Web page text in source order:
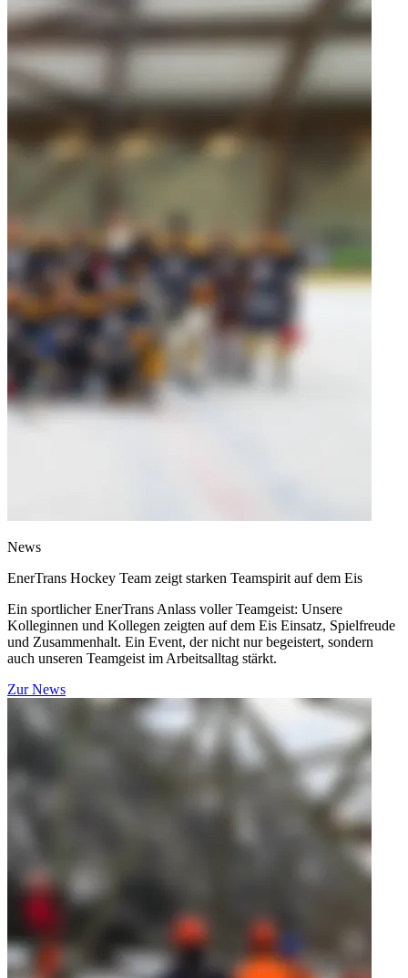
News
EnerTrans Hockey Team zeigt starken Teamspirit auf dem Eis
Ein sportlicher EnerTrans Anlass voller Teamgeist: Unsere
Kolleginnen und Kollegen zeigten auf dem Eis Einsatz, Spielfreude
und Zusammenhalt. Ein Event, der nicht nur begeistert, sondern
auch unseren Teamgeist im Arbeitsalltag stärkt.
Zur News